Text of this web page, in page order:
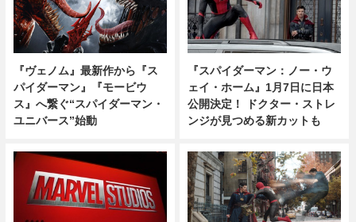
『ヴェノム』最新作から『ス
パイダーマン』『モービウ
ス』へ繋ぐ“スパイダーマン・
ユニバース”始動
『スパイダーマン：ノー・ウ
ェイ・ホーム』1月7日に日本
公開決定！ ドクター・ストレ
ンジが見つめる新カットも